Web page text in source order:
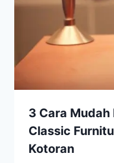
3 Cara
Classic
Kotoran